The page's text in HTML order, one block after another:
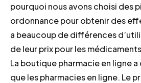
pourquoi nous avons choisi des
ordonnance pour obtenir des
a beaucoup de différences
de leur prix pour les
La boutique pharmacie en ligne
que les pharmacies en ligne. Le